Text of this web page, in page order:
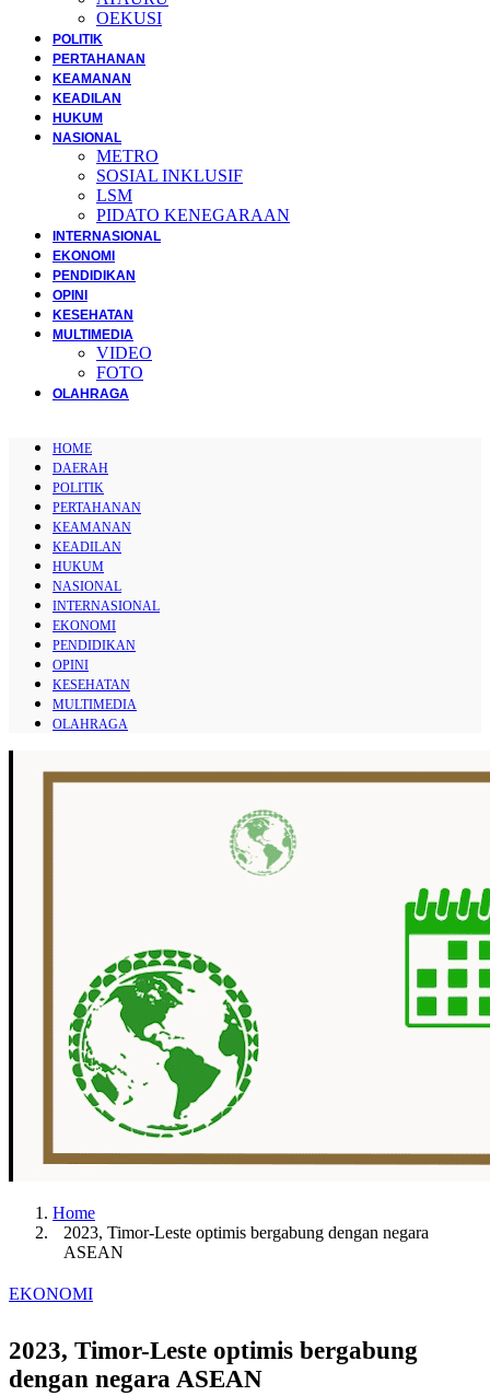
OEKUSI
POLITIK
PERTAHANAN
KEAMANAN
KEADILAN
HUKUM
NASIONAL
METRO
SOSIAL INKLUSIF
LSM
PIDATO KENEGARAAN
INTERNASIONAL
EKONOMI
PENDIDIKAN
OPINI
KESEHATAN
MULTIMEDIA
VIDEO
FOTO
OLAHRAGA
HOME
DAERAH
POLITIK
PERTAHANAN
KEAMANAN
KEADILAN
HUKUM
NASIONAL
INTERNASIONAL
EKONOMI
PENDIDIKAN
OPINI
KESEHATAN
MULTIMEDIA
OLAHRAGA
Home
2023, Timor-Leste optimis bergabung dengan negara
ASEAN
EKONOMI
2023, Timor-Leste optimis bergabung
dengan negara ASEAN